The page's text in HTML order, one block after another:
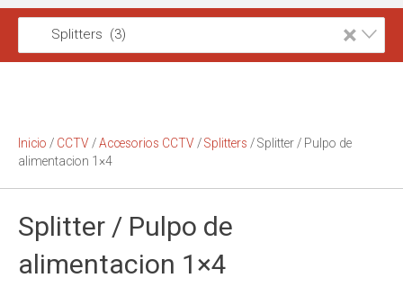
×
Splitters (3)
Inicio / CCTV/Accesorios CCTV/Splitters / Splitter / Pulpo de
alimentacion 1×4
Splitter / Pulpo de
alimentacion 1×4